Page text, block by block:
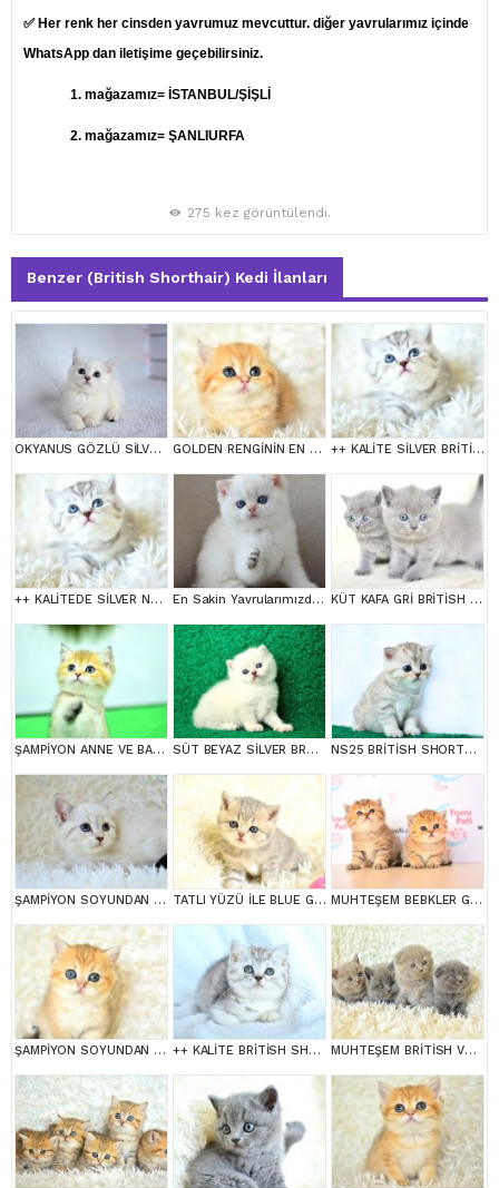
✅ Her renk her cinsden yavrumuz mevcuttur. diğer yavrularımız içinde
WhatsApp dan iletişime geçebilirsiniz.
1. mağazamız= İSTANBUL/ŞİŞLİ
2. mağazamız= ŞANLIURFA
275 kez görüntülendi.
Benzer (British Shorthair) Kedi İlanları
OKYANUS GÖZLÜ SİLVER POİNT BRİTİSH SHORTHAİR YAVRUMUZ GOLDEN RENGİNİN EN GÜZEL TONU NY11 BRİTİSH SHORTHAİR ++ KALİTE SİLVER BRİTİSH SHORTHAİR
++ KALİTEDE SİLVER NS24 BRİTİSH SHORTHAİR En Sakin Yavrularımızdan NS1133 British Shorthair KÜT KAFA GRİ BRİTİSH SHORTHAİR YAVRULARIMIZ
ŞAMPİYON ANNE VE BABANI YAVRUSU NY11 GOLDEN BRİTİSH SHORTHAİR YAVRUMUZ SÜT BEYAZ SİLVER BRTİSH SHORTHAİR NS1133 NS25 BRİTİSH SHORTHAİR
ŞAMPİYON SOYUNDAN LYNX BRİTİSH SHORTHAİR TATLI YÜZÜ İLE BLUE GOLDEN BRİTİSH SHORTHAİR MUHTEŞEM BEBKLER GOLDEN BRİTİSH SHORTHAİR
ŞAMPİYON SOYUNDAN NY11 GOLDEN BRİTİSH SHORTHAİR ++ KALİTE BRİTİSH SHORTHAİR MUHTEŞEM BRİTİSH VE SCOTTİSH YAVRULAR